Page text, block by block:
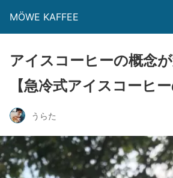
MÖWE KAFFEE
アイスコーヒーの概念が
【急冷式アイスコーヒー
うらた